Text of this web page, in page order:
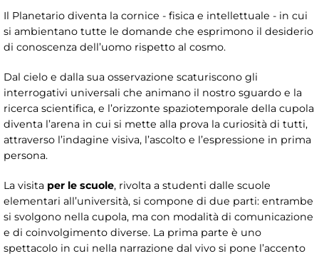
Il Planetario diventa la cornice - fisica e intellettuale - in cui
si ambientano tutte le domande che esprimono il desiderio
di conoscenza dell’uomo rispetto al cosmo.
Dal cielo e dalla sua osservazione scaturiscono gli
interrogativi universali che animano il nostro sguardo e la
ricerca scientifica, e l’orizzonte spaziotemporale della cupola
diventa l’arena in cui si mette alla prova la curiosità di tutti,
attraverso l’indagine visiva, l’ascolto e l’espressione in prima
persona.
La visita per le scuole, rivolta a studenti dalle scuole
elementari all’università, si compone di due parti: entrambe
si svolgono nella cupola, ma con modalità di comunicazione
e di coinvolgimento diverse. La prima parte è uno
spettacolo in cui nella narrazione dal vivo si pone l’accento